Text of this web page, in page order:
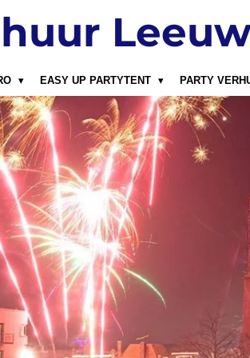
EASY UP PARTYTENT PARTY